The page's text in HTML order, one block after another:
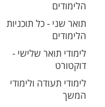
הלימודים
תואר שני - כל תוכניות
הלימודים
לימודי תואר שלישי -
דוקטורט
לימודי תעודה ולימודי
המשך